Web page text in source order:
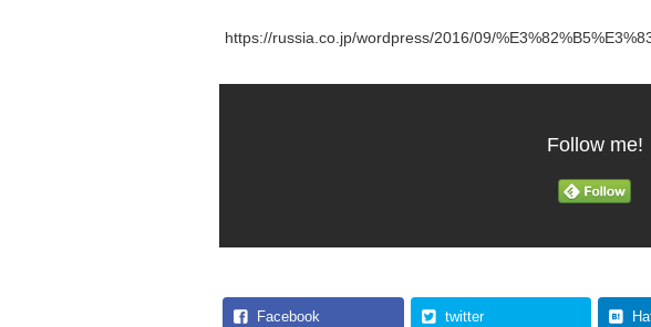
https://russia.co.jp/wordpress/2016/09/
Follow me!
Facebook twitter